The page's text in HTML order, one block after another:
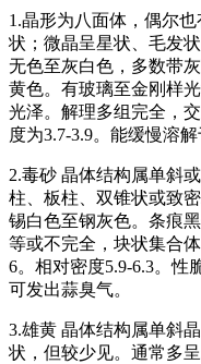
1.晶形为八面体，偶尔
状；微晶呈星状、毛发
无色至灰白色，多数带
黄色。有玻璃至金刚样
光泽。解理多组完全，
度为3.7-3.9。能缓慢溶解
2.毒砂 晶体结构属单斜
柱、板柱、双锥状或致
锡白色至钢灰色。条痕
等或不完全，块状集合
6。相对密度5.9-6.3。性
可发出蒜臭气。
3.雄黄 晶体结构属单斜
状，但较少见。通常多